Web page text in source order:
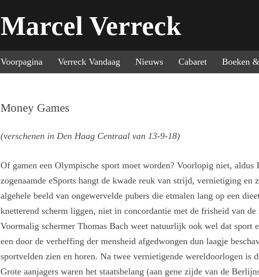
Marcel Verreck
Voorpagina Verreck Vandaag Nieuws Cabaret Boeken
Money Games
(verschenen in Den Haag Centraal van 13-9-18)
Of gamen een Olympische sport moet worden? Voorlopig niet,
zogenaamde eSports hangt de kwade reuk van strijd, vernietiging
algehele beeld van ongewervelde pubers die etmalen lang op een
knetterend scherm liggen, niet in concordantie met de frisheid van
Voormalig schermer Thomas Bach weet natuurlijk ook wel dat sport
een door de verheffing der mensheid afgedwongen dun laagje
sportvelden zien en horen. Na twee vernietigende wereldoorlogen is
Grote aanjagers waren het staatsbelang (aan gene zijde van de